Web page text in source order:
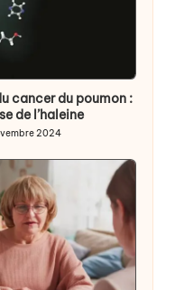
cancer du poumon :
de l’haleine
2024